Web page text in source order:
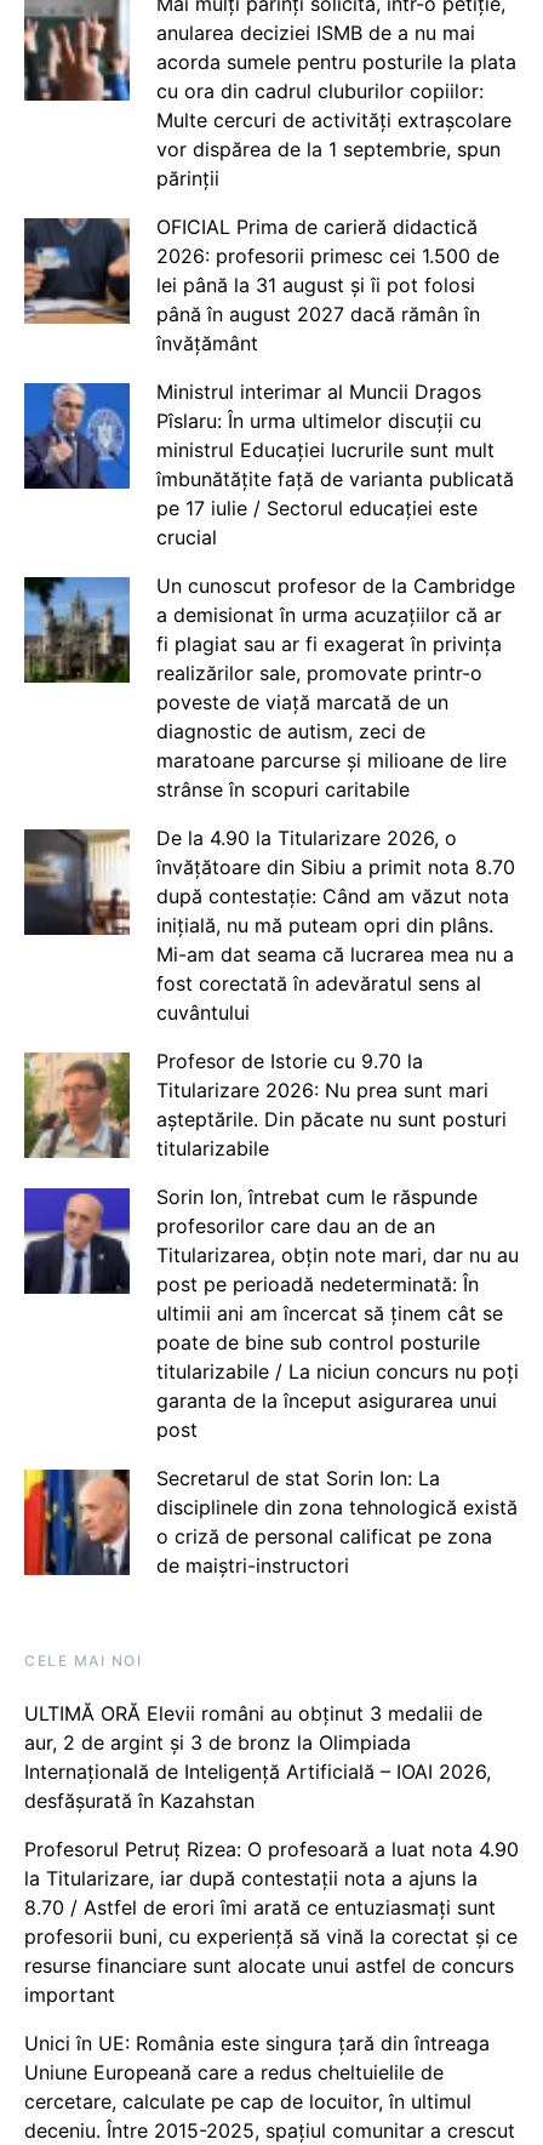
anularea deciziei ISMB de a nu mai
acorda sumele pentru posturile la plata
cu ora din cadrul cluburilor copiilor:
Multe cercuri de activități extrașcolare
vor dispărea de la 1 septembrie, spun
părinții
OFICIAL Prima de carieră didactică
2026: profesorii primesc cei 1.500 de
lei până la 31 august și îi pot folosi
până în august 2027 dacă rămân în
învățământ
Ministrul interimar al Muncii Dragos
Pîslaru: În urma ultimelor discuții cu
ministrul Educației lucrurile sunt mult
îmbunătățite față de varianta publicată
pe 17 iulie / Sectorul educației este
crucial
Un cunoscut profesor de la Cambridge
a demisionat în urma acuzațiilor că ar
fi plagiat sau ar fi exagerat în privința
realizărilor sale, promovate printr-o
poveste de viață marcată de un
diagnostic de autism, zeci de
maratoane parcurse și milioane de lire
strânse în scopuri caritabile
De la 4.90 la Titularizare 2026, o
învățătoare din Sibiu a primit nota 8.70
după contestație: Când am văzut nota
inițială, nu mă puteam opri din plâns.
Mi-am dat seama că lucrarea mea nu a
fost corectată în adevăratul sens al
cuvântului
Profesor de Istorie cu 9.70 la
Titularizare 2026: Nu prea sunt mari
așteptările. Din păcate nu sunt posturi
titularizabile
Sorin Ion, întrebat cum le răspunde
profesorilor care dau an de an
Titularizarea, obțin note mari, dar nu au
post pe perioadă nedeterminată: În
ultimii ani am încercat să ținem cât se
poate de bine sub control posturile
titularizabile / La niciun concurs nu poți
garanta de la început asigurarea unui
post
Secretarul de stat Sorin Ion: La
disciplinele din zona tehnologică există
o criză de personal calificat pe zona
de maiștri-instructori
CELE MAI NOI
ULTIMĂ ORĂ Elevii români au obținut 3 medalii de
aur, 2 de argint și 3 de bronz la Olimpiada
Internațională de Inteligență Artificială – IOAI 2026,
desfășurată în Kazahstan
Profesorul Petruț Rizea: O profesoară a luat nota 4.90
la Titularizare, iar după contestații nota a ajuns la
8.70 / Astfel de erori îmi arată ce entuziasmați sunt
profesorii buni, cu experiență să vină la corectat și ce
resurse financiare sunt alocate unui astfel de concurs
important
Unici în UE: România este singura țară din întreaga
Uniune Europeană care a redus cheltuielile de
cercetare, calculate pe cap de locuitor, în ultimul
deceniu. Între 2015-2025, spațiul comunitar a crescut